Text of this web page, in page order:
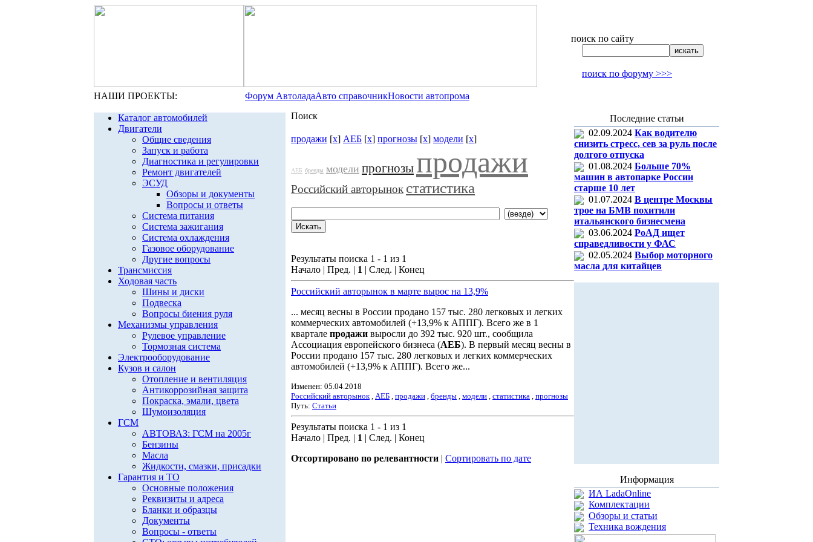
поиск по сайту
поиск по форуму >>>
НАШИ ПРОЕКТЫ: Форум АвтоладаАвто справочникНовости автопрома
Каталог автомобилей
Двигатели
Общие сведения
Запуск и работа
Диагностика и регулировки
Ремонт двигателей
ЭСУД
Обзоры и документы
Вопросы и ответы
Система питания
Система зажигания
Система охлаждения
Газовое оборудование
Другие вопросы
Трансмиссия
Ходовая часть
Шины и диски
Подвеска
Вопросы биения руля
Механизмы управления
Рулевое управление
Тормозная система
Электрооборудование
Кузов и салон
Отопление и вентиляция
Антикоррозийная защита
Покраска, эмали, цвета
Шумоизоляция
ГСМ
АВТОВАЗ: ГСМ на 2005г
Бензины
Масла
Жидкости, смазки, присадки
Гарантия и ТО
Основные положения
Реквизиты и адреса
Бланки и образцы
Документы
Вопросы - ответы
Поиск
продажи [x] АЕБ [x] прогнозы [x] модели [x]
АЕБ бренды модели прогнозы продажи
Российский авторынок статистика
Результаты поиска 1 - 1 из 1
Начало | Пред. | 1 | След. | Конец
Российский авторынок в марте вырос на 13,9%
... месяц весны в России продано 157 тыс. 280 легковых и легких
коммерческих автомобилей (+13,9% к АППГ). Всего же в 1
квартале продажи выросли до 392 тыс. 920 шт., сообщила
Ассоциация европейского бизнеса (АЕБ). В первый месяц весны в
России продано 157 тыс. 280 легковых и легких коммерческих
автомобилей (+13,9% к АППГ). Всего же...
Изменен: 05.04.2018
Российский авторынок, АЕБ , продажи , бренды , модели , статистика , прогнозы
Путь: Статьи
Результаты поиска 1 - 1 из 1
Начало | Пред. | 1 | След. | Конец
Отсортировано по релевантности | Сортировать по дате
Последние статьи
02.09.2024 Как водителю
снизить стресс, сев за руль после
долгого отпуска
01.08.2024 Больше 70%
машин в автопарке России
старше 10 лет
01.07.2024 В центре Москвы
трое на БМВ похитили
итальянского бизнесмена
03.06.2024 РоАД ищет
справедливости у ФАС
02.05.2024 Выбор моторного
масла для китайцев
Информация
ИА LadaOnline
Комплектации
Обзоры и статьи
Техника вождения